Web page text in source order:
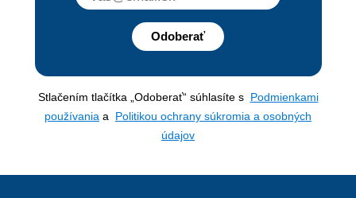
Odoberať
Stlačením tlačítka „Odoberať“ súhlasíte s Podmienkami
používania a Politikou ochrany súkromia a osobných
údajov